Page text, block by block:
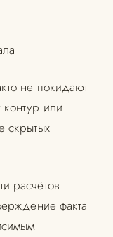
не покидают
или
скрытых
расчётов
факта